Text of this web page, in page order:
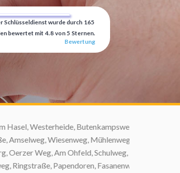
Schlüsseldienst wurde durch 165
bewertet mit 4.8 von 5 Sternen.
Bewertung
Westerheide, Butenkampsweg,
Wiesenweg, Mühlenweg,
Weg, Am Ohfeld, Schulweg,
Papendoren, Fasanenweg,